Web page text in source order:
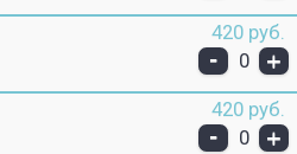
420 руб.
- 0 +
420 руб.
- 0 +